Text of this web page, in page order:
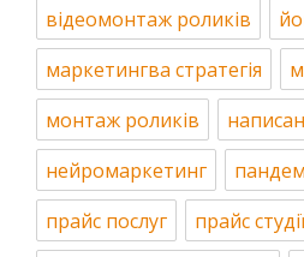
відеомонтаж роликів
маркетингва стратегія
монтаж роликів
нейромаркетинг
прайс послуг
прайс